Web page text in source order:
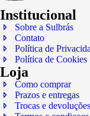
Institucional
Sobre a Sulbrás
Contato
Política de
Política de Cookies
Loja
Como comprar
Prazos e entregas
Trocas e devoluções